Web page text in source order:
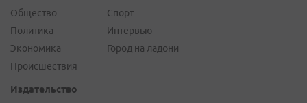
Общество
Политика
Экономика
Происшествия
Спорт
Интервью
Город на ладони
Издательство